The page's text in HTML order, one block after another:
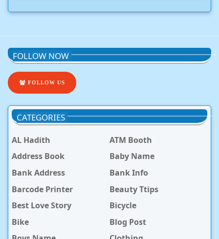
FOLLOW NOW
FOLLOW US
CATEGORIES
AL Hadith
ATM Booth
Address Book
Baby Name
Bank Address
Bank Info
Barcode Printer
Beauty Ttips
Best Love Story
Bicycle
Bike
Blog Post